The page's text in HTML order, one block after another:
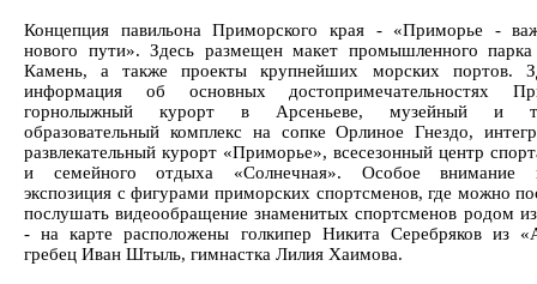
Концепция павильона Приморского края - «Приморье -
нового пути». Здесь размещен макет промышленного
Камень, а также проекты крупнейших морских портов.
информация об основных достопримечательностях
горнолыжный курорт в Арсеньеве, музейный и
образовательный комплекс на сопке Орлиное Гнездо,
развлекательный курорт «Приморье», всесезонный центр
и семейного отдыха «Солнечная». Особое внимание
экспозиция с фигурами приморских спортсменов, где можно
послушать видеообращение знаменитых спортсменов родом
- на карте расположены голкипер Никита Серебряков из
гребец Иван Штыль, гимнастка Лилия Хаимова.